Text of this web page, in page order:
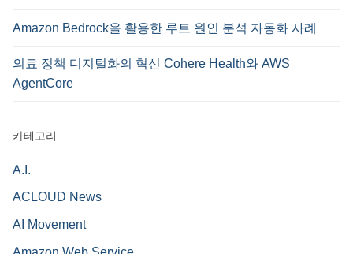
Amazon Bedrock을 활용한 루트 원인 분석 자동화 사례
의료 정책 디지털화의 혁신 Cohere Health와 AWS
AgentCore
카테고리
A.I.
ACLOUD News
AI Movement